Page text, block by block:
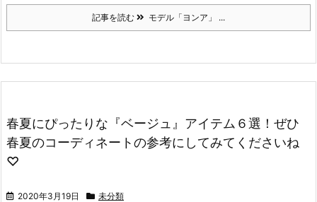
記事を読む モデル「ヨンア」 ...
春夏にぴったりな『ベージュ』アイテム６選！ぜひ
春夏のコーディネートの参考にしてみてくださいね
♡
2020年3月19日 未分類